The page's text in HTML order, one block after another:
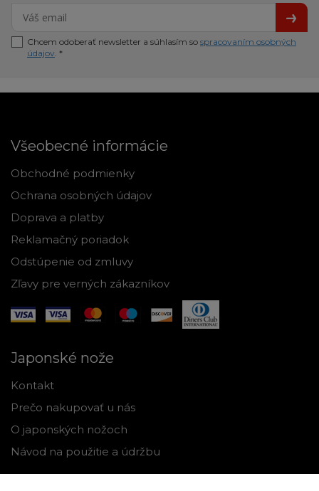
Chcem odoberať newsletter a súhlasím so spracovaním osobných
údajov. *
Všeobecné informácie
Obchodné podmienky
Ochrana osobných údajov
Doprava a platby
Reklamačný poriadok
Odstúpenie od zmluvy
Zľavy pre verných zákazníkov
Japonské nože
Kontakt
Prečo nakupovať u nás
O japonských nožoch
Návod na použitie a údržbu